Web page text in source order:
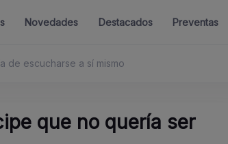
Novedades Destacados Preventas
de escucharse a sí mismo
que no quería ser